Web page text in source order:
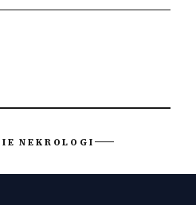
NEKROLOGI